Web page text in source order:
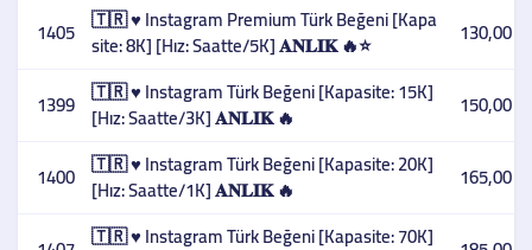
1405 🇹🇷 ♥️ Instagram Premium Türk Beğeni [Kapa
site: 8K] [Hız: Saatte/5K] 𝐀𝐍𝐋𝐈𝐊 🔥⭐ 130,00 TL
1399 🇹🇷 ♥️ Instagram Türk Beğeni [Kapasite: 15K]
[Hız: Saatte/3K] 𝐀𝐍𝐋𝐈𝐊 🔥 150,00 TL
1400 🇹🇷 ♥️ Instagram Türk Beğeni [Kapasite: 20K]
[Hız: Saatte/1K] 𝐀𝐍𝐋𝐈𝐊 🔥 165,00 TL
🇹🇷 ♥️ Instagram Türk Beğeni [Kapasite: 70K]